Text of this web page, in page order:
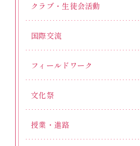
クラブ・生徒会活動
国際交流
フィールドワーク
文化祭
授業・進路